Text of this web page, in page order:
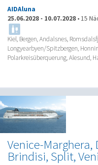
AIDAluna
25.06.2028 - 10.07.2028 • 15
Kiel, Bergen, Andalsnes,
Longyearbyen/Spitzbergen,
Polarkreisüberquerung, Alesund,
Venice-Marghera,
Brindisi, Split,